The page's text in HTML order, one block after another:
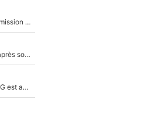
Trahison de Longoria, secrets de Frank McCourt, démission de Roberto De Zerbi : Medhi Benatia se lâche sur départ de l'OM et fait d'importantes révélations
Incendies en Gironde - Nelson Monfort est attaqué après son dérapage sur CNews : «Et lui, il prend combien pour parler dans un studio climatisé?»
Ferran Torres a pris sa décision : Son transfert au PSG est annoncé en Espagne !